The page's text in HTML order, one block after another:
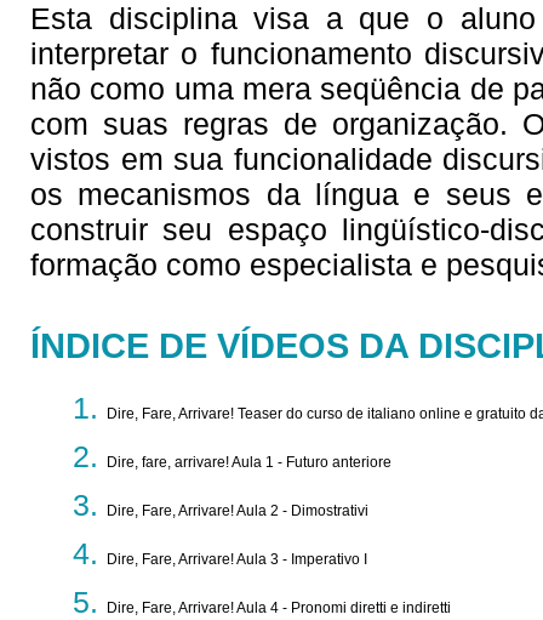
Esta disciplina visa a que o
interpretar o funcionamento
não como uma mera seqüência de
com suas regras de organização.
vistos em sua funcionalidade
os mecanismos da língua e seus
construir seu espaço lingüístico-
formação como especialista e
ÍNDICE DE VÍDEOS DA
Dire, Fare, Arrivare! Teaser do curso de italiano online e gratuito
Dire, fare, arrivare! Aula 1 - Futuro anteriore
Dire, Fare, Arrivare! Aula 2 - Dimostrativi
Dire, Fare, Arrivare! Aula 3 - Imperativo I
Dire, Fare, Arrivare! Aula 4 - Pronomi diretti e indiretti